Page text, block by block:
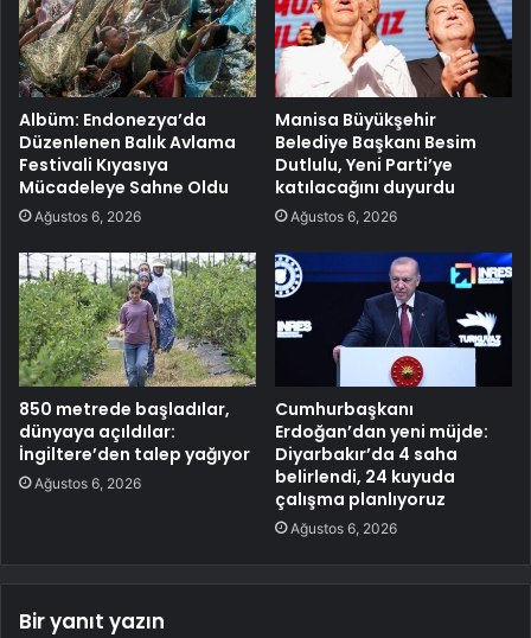
Albüm: Endonezya’da
Düzenlenen Balık Avlama
Festivali Kıyasıya
Mücadeleye Sahne Oldu
Ağustos 6, 2026
Manisa Büyükşehir
Belediye Başkanı Besim
Dutlulu, Yeni Parti’ye
katılacağını duyurdu
Ağustos 6, 2026
850 metrede başladılar,
dünyaya açıldılar:
İngiltere’den talep yağıyor
Ağustos 6, 2026
Cumhurbaşkanı
Erdoğan’dan yeni müjde:
Diyarbakır’da 4 saha
belirlendi, 24 kuyuda
çalışma planlıyoruz
Ağustos 6, 2026
Bir yanıt yazın